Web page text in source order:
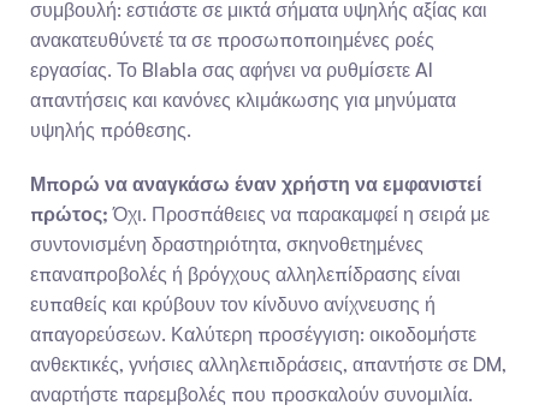
συμβουλή: εστιάστε σε μικτά σήματα υψηλής αξίας και
ανακατευθύνετέ τα σε προσωποποιημένες ροές
εργασίας. Το Blabla σας αφήνει να ρυθμίσετε AI
απαντήσεις και κανόνες κλιμάκωσης για μηνύματα
υψηλής πρόθεσης.
Μπορώ να αναγκάσω έναν χρήστη να εμφανιστεί
πρώτος; Όχι. Προσπάθειες να παρακαμφεί η σειρά με
συντονισμένη δραστηριότητα, σκηνοθετημένες
επαναπροβολές ή βρόγχους αλληλεπίδρασης είναι
ευπαθείς και κρύβουν τον κίνδυνο ανίχνευσης ή
απαγορεύσεων. Καλύτερη προσέγγιση: οικοδομήστε
ανθεκτικές, γνήσιες αλληλεπιδράσεις, απαντήστε σε DM,
αναρτήστε παρεμβολές που προσκαλούν συνομιλία.